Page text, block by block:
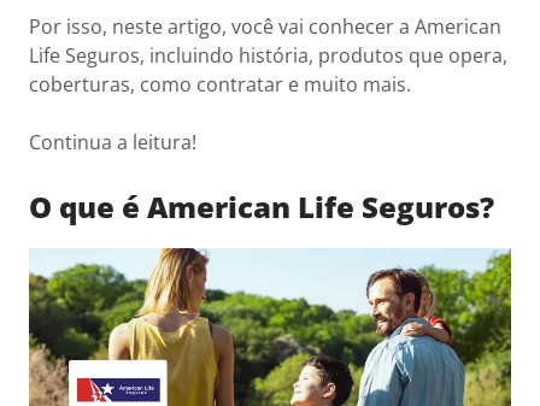
Por isso, neste artigo, você vai conhecer a American
Life Seguros, incluindo história, produtos que opera,
coberturas, como contratar e muito mais.
Continua a leitura!
O que é American Life Seguros?